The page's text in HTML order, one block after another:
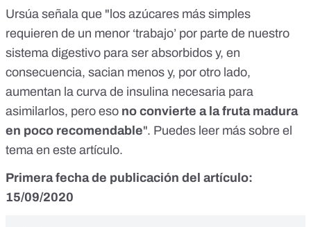
Ursúa señala que "los azúcares más simples
requieren de un menor ‘trabajo’ por parte de nuestro
sistema digestivo para ser absorbidos y, en
consecuencia, sacian menos y, por otro lado,
aumentan la curva de insulina necesaria para
asimilarlos, pero eso no convierte a la fruta madura
en poco recomendable". Puedes leer más sobre el
tema en este artículo.
Primera fecha de publicación del artículo:
15/09/2020